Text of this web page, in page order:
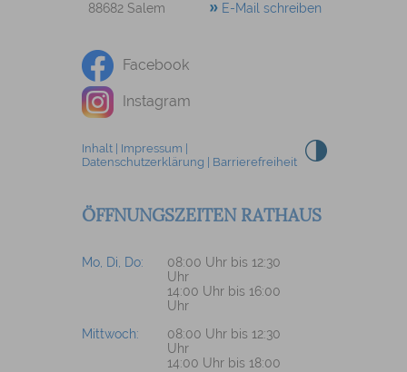
88682 Salem
E-Mail schreiben
Facebook
Instagram
Inhalt| Impressum
Datenschutzerklärung
Barrierefreiheit
ÖFFNUNGSZEITEN RATHAUS
Mo, Di, Do:
08:00 Uhr bis 12:30
Uhr
14:00 Uhr bis 16:00
Uhr
Mittwoch:
08:00 Uhr bis 12:30
Uhr
14:00 Uhr bis 18:00